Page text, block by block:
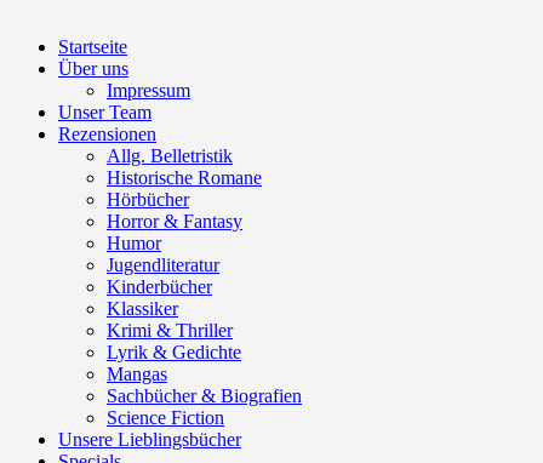
Menu
Skip
Startseite
Über uns
Impressum
Unser Team
Rezensionen
Allg. Belletristik
Historische Romane
Hörbücher
Horror & Fantasy
Humor
Jugendliteratur
Kinderbücher
Klassiker
Krimi & Thriller
Lyrik & Gedichte
Mangas
Sachbücher & Biografien
Science Fiction
Unsere Lieblingsbücher